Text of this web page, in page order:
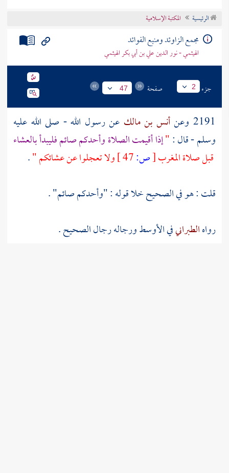
تراجم الأعلام
الرئيسية المكتبة الإسلامية
مجمع الزاوئد ومنبع الفوائد
الهيثمي - نور الدين علي بن أبي بكر الهيثمي
جزء 2 صفحة 47
2191 وعن أنس بن مالك عن رسول الله - صلى الله عليه
وسلم - قال :"إذا أقيمت الصلاة وأحدكم صائم فليبدأ بالعشاء
قبل صلاة المغرب[ص: ولا تعجلوا عن عشائكم ".
قلت : هو في الصحيح خلا قوله : "وأحدكم صائم" .
رواهالطبرانيفي الأوسط ورجاله رجال الصحيح .